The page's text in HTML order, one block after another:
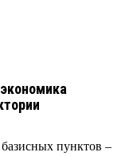
пунктов –